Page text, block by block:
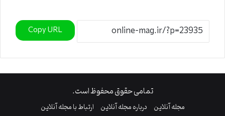
Copy URL
تمامی حقوق محفوظ است.
مجله آنلاین درباره مجله آنلاین ارتباط با مجله آنلاین